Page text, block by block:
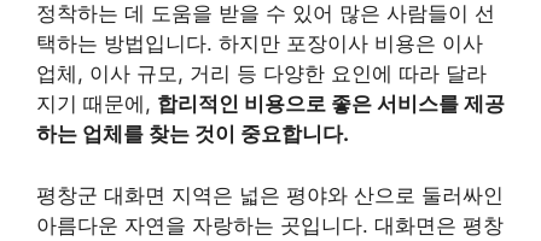
정착하는 데 도움을 받을 수 있어 많은 사람들이 선
택하는 방법입니다. 하지만 포장이사 비용은 이사
업체, 이사 규모, 거리 등 다양한 요인에 따라 달라
지기 때문에, 합리적인 비용으로 좋은 서비스를 제공
하는 업체를 찾는 것이 중요합니다.
평창군 대화면 지역은 넓은 평야와 산으로 둘러싸인
아름다운 자연을 자랑하는 곳입니다. 대화면은 평창